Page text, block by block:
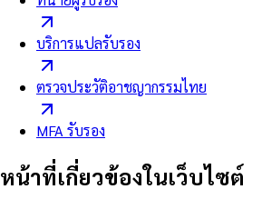
บริการแปลรับรอง
ตรวจประวัติอาชญากรรมไทย
MFA รับรอง
หน้าที่เกี่ยวข้องในเว็บไซต์